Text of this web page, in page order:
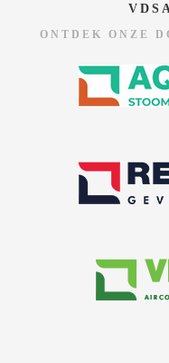
ONTDEK ONZE